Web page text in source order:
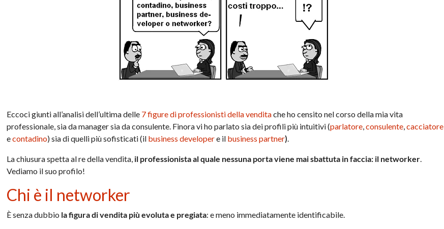
Eccoci giunti all’analisi dell’ultima delle 7 figure di professionisti della venditache ho censito nel corso della mia vita
professionale, sia da manager sia da consulente. Finora vi ho parlato sia dei profili più intuitivi (parlatore,consulente,cacciatore
econtadino) sia di quelli più sofisticati (il business developere il business partner).
La chiusura spetta al re della vendita, il professionista al quale nessuna porta viene mai sbattuta in faccia: il networker.
Vediamo il suo profilo!
Chi è il networker
È senza dubbio la figura di vendita più evoluta e pregiata: e meno immediatamente identificabile.